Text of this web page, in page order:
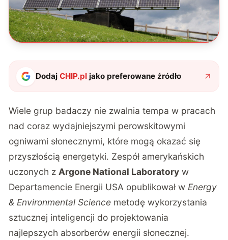
DodajCHIP.pl jako preferowane źródło
Wiele grup badaczy nie zwalnia tempa w pracach
nad coraz wydajniejszymi perowskitowymi
ogniwami słonecznymi, które mogą okazać się
przyszłością energetyki. Zespół amerykańskich
uczonych z Argone National Laboratory w
Departamencie Energii USA opublikował w Energy
& Environmental Science metodę wykorzystania
sztucznej inteligencji do projektowania
najlepszych absorberów energii słonecznej.